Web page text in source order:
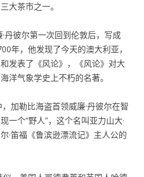
大茶市之一。
丹彼尔第一次回到伦敦后，写成
年，他发现了今天的澳大利亚，
发表了《风论》，《风论》对大
洋气象学史上不朽的名著。
加勒比海盗首领威廉·丹彼尔在智
一个“野人”，这个名叫亚力山大·
·笛福《鲁滨逊漂流记》主人公的